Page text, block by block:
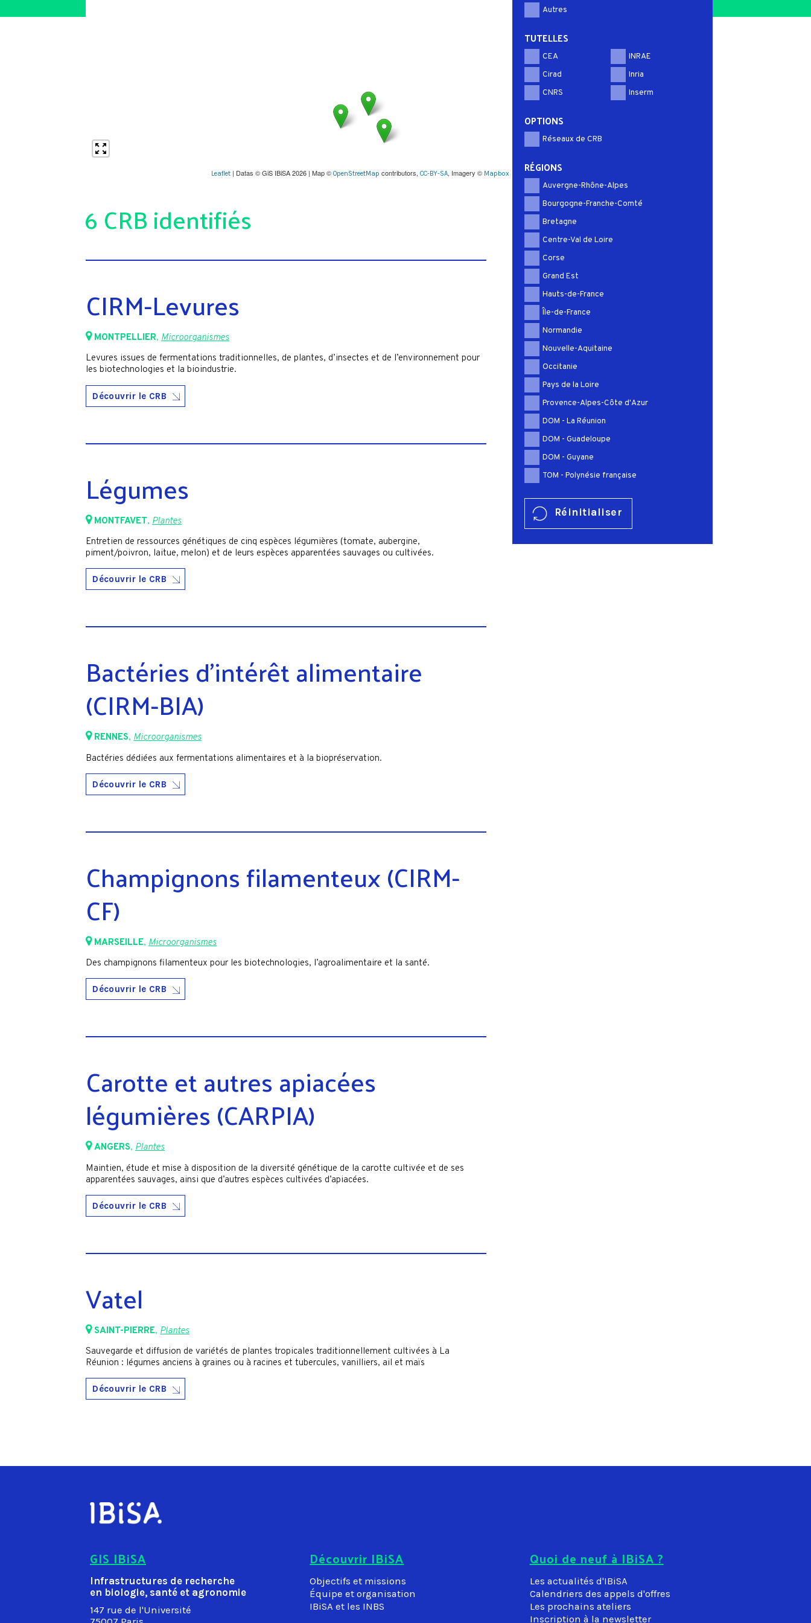
Leaflet| Datas © GiS IBiSA 2026 | Map © OpenStreetMap contributors, CC-BY-SA, Imagery © Mapbox
6 CRB identifiés
CIRM-Levures
MONTPELLIER,Microorganismes
Levures issues de fermentations traditionnelles, de plantes, d’insectes et de l’environnement pour
les biotechnologies et la bioindustrie.
Découvrir le CRB
Légumes
MONTFAVET, Plantes
Entretien de ressources génétiques de cinq espèces légumières (tomate, aubergine,
piment/poivron, laitue, melon) et de leurs espèces apparentées sauvages ou cultivées.
Découvrir le CRB
Bactéries d’intérêt alimentaire
(CIRM-BIA)
RENNES,Microorganismes
Bactéries dédiées aux fermentations alimentaires et à la biopréservation.
Découvrir le CRB
Champignons filamenteux (CIRM-
CF)
MARSEILLE,Microorganismes
Des champignons filamenteux pour les biotechnologies, l’agroalimentaire et la santé.
Découvrir le CRB
Carotte et autres apiacées
légumières (CARPIA)
ANGERS,Plantes
Maintien, étude et mise à disposition de la diversité génétique de la carotte cultivée et de ses
apparentées sauvages, ainsi que d’autres espèces cultivées d’apiacées.
Découvrir le CRB
Vatel
SAINT-PIERRE,Plantes
Sauvegarde et diffusion de variétés de plantes tropicales traditionnellement cultivées à La
Réunion : légumes anciens à graines ou à racines et tubercules, vanilliers, ail et maïs
Découvrir le CRB
Autres
TUTELLES
CEA
Cirad
CNRS
INRAE
Inria
Inserm
OPTIONS
Réseaux de CRB
RÉGIONS
Auvergne-Rhône-Alpes
Bourgogne-Franche-Comté
Bretagne
Centre-Val de Loire
Corse
Grand Est
Hauts-de-France
Île-de-France
Normandie
Nouvelle-Aquitaine
Occitanie
Pays de la Loire
Provence-Alpes-Côte d'Azur
DOM - La Réunion
DOM - Guadeloupe
DOM - Guyane
TOM - Polynésie française
Réinitialiser
GIS IBiSA
Infrastructures de recherche
en biologie, santé et agronomie
147 rue de l'Université
Découvrir IBiSA
Objectifs et missions
Équipe et organisation
IBiSA et les INBS
Quoi de neuf à IBiSA ?
Les actualités d'IBiSA
Calendriers des appels d'offres
Les prochains ateliers
Inscription à la newsletter